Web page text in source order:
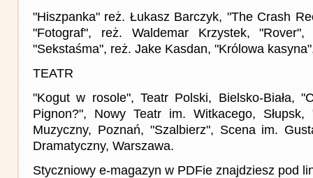
"Hiszpanka" reż. Łukasz Barczyk, "The Crash
"Fotograf", reż. Waldemar Krzystek,
"Sekstaśma", reż. Jake Kasdan, "Królowa
TEATR
"Kogut w rosole", Teatr Polski, Bielsko-Biała,
Pignon?", Nowy Teatr im. Witkacego, Słupsk,
Muzyczny, Poznań, "Szalbierz", Scena im.
Dramatyczny, Warszawa.
Styczniowy e-magazyn w PDFie znajdziesz pod